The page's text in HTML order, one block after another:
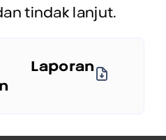
tindak lanjut.
Laporan